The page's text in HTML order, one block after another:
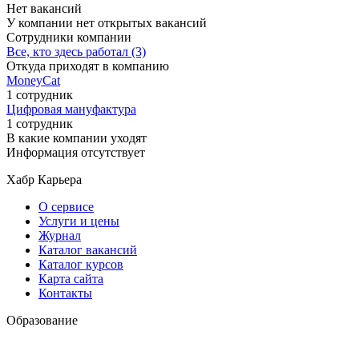
Нет вакансий
У компании нет открытых вакансий
Сотрудники компании
Все, кто здесь работал (3)
Откуда приходят в компанию
MoneyCat
1 сотрудник
Цифровая мануфактура
1 сотрудник
В какие компании уходят
Информация отсутствует
Хабр Карьера
О сервисе
Услуги и цены
Журнал
Каталог вакансий
Каталог курсов
Карта сайта
Контакты
Образование